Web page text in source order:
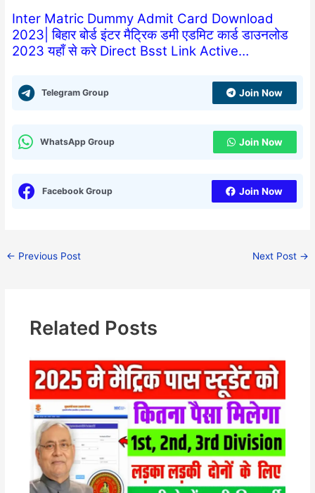
Inter Matric Dummy Admit Card Download
2023| बिहार बोर्ड इंटर मैट्रिक डमी एडमिट कार्ड डाउनलोड
2023 यहाँ से करे Direct Bsst Link Active…
Telegram Group Join Now
WhatsApp Group Join Now
Facebook Group Join Now
← Previous Post Next Post →
Related Posts